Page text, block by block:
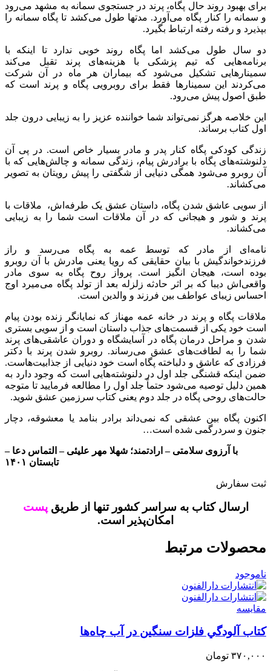
برای بهبود روند حال پگاه، پرند در جستجوی سمانه به مشهد می‌رود
و سمانه را کنار پگاه می‌آورد. مدتها طول می‌کشد تا پگاه سمانه را
بپذیرد و رفته رفته ارتباط بگیرد.
دو سال طول می‌کشد اما پگاه روند خوبی ندارد تا اینکه با
برنامه‌هایی که تیم پزشکی با هزینه‌های پرند تقبل می‌کند
سمینارهایی تشکیل می‌شود که بیماران هر ماه در آن شرکت
می‌کردند این سمینارها فقط برای روبرویی پگاه و پرند است که
طبق اصول پیش می‌رود.
این خلاصه هرگز نمی‌تواند شما خواننده عزیز را به زیبایی درون جلد
اول کتاب برساند.
زندگی کودکی پگاه کنار پدر و مادر بسیار خاص است. در پی آن
دلنوشته‌های پگاه با برادرش پیام، زندگی سمانه و چالش‌هایی که با
آن روبرو می‌شود همگی دنیایی از شگفتی را پیش رویتان به تصویر
می‌کشاند.
از سویی عاشق شدن پگاه، داستان عشق یک طرفه‌اش، ملاقات با
پرند و شور و هیجانی که در آن ملاقات است شما را به زیبایی
می‌کشاند.
نامه‌ای از مادر که توسط عمه به پگاه می‌رسد و راز
فرزندخواندگیش با بیان حقایقی که رویا یعنی مادرش با آن روبرو
بوده است، هیجان انگیز است. پرواز روح پگاه به سوی مادر
واقعی‌اش دیبا که بر اثر حادثه زلزله بعد از تولد پگاه می‌میرد اوج
احساس زیبای عواطف بین فرزند و والدین است.
ملاقات پگاه و پرند در خانه عمه مهناز که نمایانگر زنده بودن پیام
است خود یکی از قسمت‌های جذاب داستان است و از سویی بستری
شدن و مراحل درمان پگاه در آسایشگاه و دوران عاشقی‌های پرند
شما را به لطافت‌های عشق می‌رساند. روبرو شدن پرند با دکتر
فرزادی که عاشق و دلباخته پگاه است خود دنیایی از جذابیت‌هاست.
ضمن اینکه قشنگی جلد اول در دلنوشته‌هایی است که وجود دارد به
همین دلیل توصیه می‌شود حتماً جلد اول را مطالعه فرمایید تا متوجه
حالت‌های روحی پگاه در جلد دوم یعنی کتاب سرزمین عشق شوید.
اکنون پگاه بین عشقی که نمی‌داند برادر بنامد یا معشوقه، دچار
جنون و سردرگمی شده است…
با آرزوی سلامتی – ارادتمند؛ شهلا مهر علیئی – التماس دعا –
تابستان ۱۴۰۱
ثبت سفارش
ارسال کتاب به سراسر کشور تنها از طریقپست
امکان‌پذیر است.
محصولات مرتبط
ناموجود
مقایسه
کتاب آلودگي فلزات سنگين در آب چاه‌ها
۳۷۰,۰۰۰ تومان